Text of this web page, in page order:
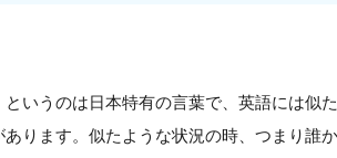
というのは日本特有の言葉で、英語には似
あります。似たような状況の時、つまり誰